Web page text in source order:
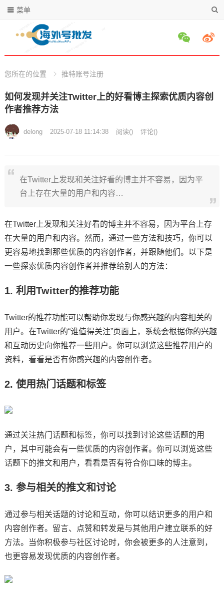
菜单
您所在的位置 推特账号注册
如何发现并关注Twitter上的好看博主探索优质内容创
作者推荐方法
delong 2025-07-18 11:14:38 阅读() 评论()
在Twitter上发现和关注好看的博主并不容易，因为平
台上存在大量的用户和内容…
在Twitter上发现和关注好看的博主并不容易，因为平台上存
在大量的用户和内容。然而，通过一些方法和技巧，你可以
更容易地找到那些优质的内容创作者，并跟随他们。以下是
一些探索优质内容创作者并推荐给别人的方法：
1. 利用Twitter的推荐功能
Twitter的推荐功能可以帮助你发现与你感兴趣的内容相关的
用户。在Twitter的“谁值得关注”页面上，系统会根据你的兴趣
和互动历史向你推荐一些用户。你可以浏览这些推荐用户的
资料，看看是否有你感兴趣的内容创作者。
2. 使用热门话题和标签
通过关注热门话题和标签，你可以找到讨论这些话题的用
户，其中可能会有一些优质的内容创作者。你可以浏览这些
话题下的推文和用户，看看是否有符合你口味的博主。
3. 参与相关的推文和讨论
通过参与相关话题的讨论和互动，你可以结识更多的用户和
内容创作者。留言、点赞和转发是与其他用户建立联系的好
方法。当你积极参与社区讨论时，你会被更多的人注意到，
也更容易发现优质的内容创作者。